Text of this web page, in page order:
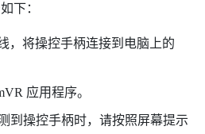
下：
，将操控手柄连接到电脑上的
应用程序。
到操控手柄时，请按照屏幕提示